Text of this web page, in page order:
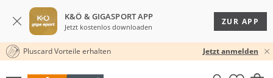
K&Ö & GIGASPORT APP
Jetzt kostenlos downloaden
ZUR APP
30 TAGE RÜCKGABERECHT
Pluscard Vorteile erhalten Jetzt anmelden